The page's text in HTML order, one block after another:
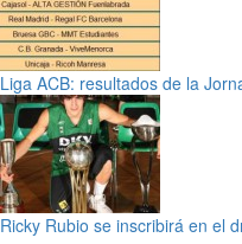
Liga ACB: resultados de la
Ricky Rubio se inscribirá en el